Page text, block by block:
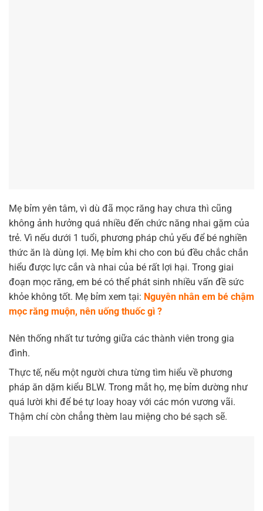
Mẹ bỉm yên tâm, vì dù đã mọc răng hay chưa thì cũng
không ảnh hưởng quá nhiều đến chức năng nhai gặm của
trẻ. Vì nếu dưới 1 tuổi, phương pháp chủ yếu để bé nghiền
thức ăn là dùng lợi. Mẹ bỉm khi cho con bú đều chắc chắn
hiểu được lực cắn và nhai của bé rất lợi hại. Trong giai
đoạn mọc răng, em bé có thể phát sinh nhiều vấn đề sức
khỏe không tốt. Mẹ bỉm xem tại: Nguyên nhân em bé chậm
mọc răng muộn, nên uống thuốc gì ?
Nên thống nhất tư tưởng giữa các thành viên trong gia
đình.
Thực tế, nếu một người chưa từng tìm hiểu về phương
pháp ăn dặm kiểu BLW. Trong mắt họ, mẹ bỉm dường như
quá lười khi để bé tự loay hoay với các món vương vãi.
Thậm chí còn chẳng thèm lau miệng cho bé sạch sẽ.